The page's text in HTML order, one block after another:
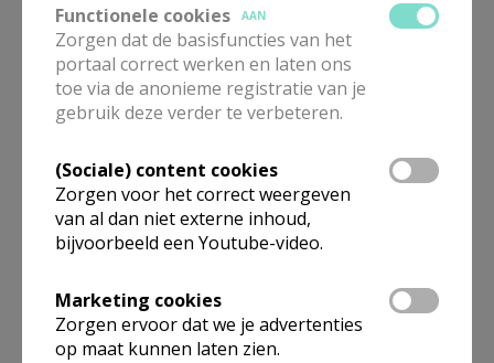
groter engagement, namelijk dat van permanent
diaken. Op die manier kwam ik terecht bij het HIGW
in Leuven, waar ik ook het theologisch-pastorale
programma volg. De inhoud van de cursussen en
modules en de geëngageerde docenten en
begeleiders hebben een vormende en verrijkende
impact op mijn geloofsbeleving. Almaar scherper
besef ik hoe onze tijd smacht naar de boodschap van
het evangelie en de evangelische waarden. Daarom
getuigen. De vorming aan het HIGW legt daarvoor
een gedegen fundament.”
Functionele cookies
AAN
Zorgen dat de basisfuncties van het
portaal correct werken en laten ons
toe via de anonieme registratie van je
gebruik deze verder te verbeteren.
(Sociale) content cookies
Zorgen voor het correct weergeven
van al dan niet externe inhoud,
bijvoorbeeld een Youtube-video.
Marketing cookies
Zorgen ervoor dat we je advertenties
op maat kunnen laten zien.